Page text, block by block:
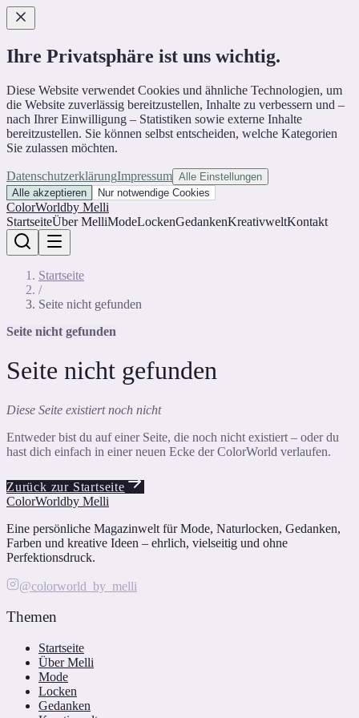
Ihre Privatsphäre ist uns wichtig.
Diese Website verwendet Cookies und ähnliche Technologien, um
die Website zuverlässig bereitzustellen, Inhalte zu verbessern und –
nach Ihrer Einwilligung – Statistiken sowie externe Inhalte
bereitzustellen. Sie können selbst entscheiden, welche Kategorien
Sie zulassen möchten.
DatenschutzerklärungImpressum Alle Einstellungen
Alle akzeptieren
Nur notwendige Cookies
ColorWorldby Melli
StartseiteÜber MelliModeLockenGedankenKreativweltKontakt
Startseite
/
Seite nicht gefunden
Seite nicht gefunden
Seite nicht gefunden
Diese Seite existiert noch nicht
Entweder bist du auf einer Seite, die noch nicht existiert – oder du
hast dich einfach in einer neuen Ecke der ColorWorld verlaufen.
Zurück zur Startseite
ColorWorldby Melli
Eine persönliche Magazinwelt für Mode, Naturlocken, Gedanken,
Farben und kreative Ideen – ehrlich, vielseitig und ohne
Perfektionsdruck.
@colorworld_by_melli
Themen
Startseite
Über Melli
Mode
Locken
Gedanken